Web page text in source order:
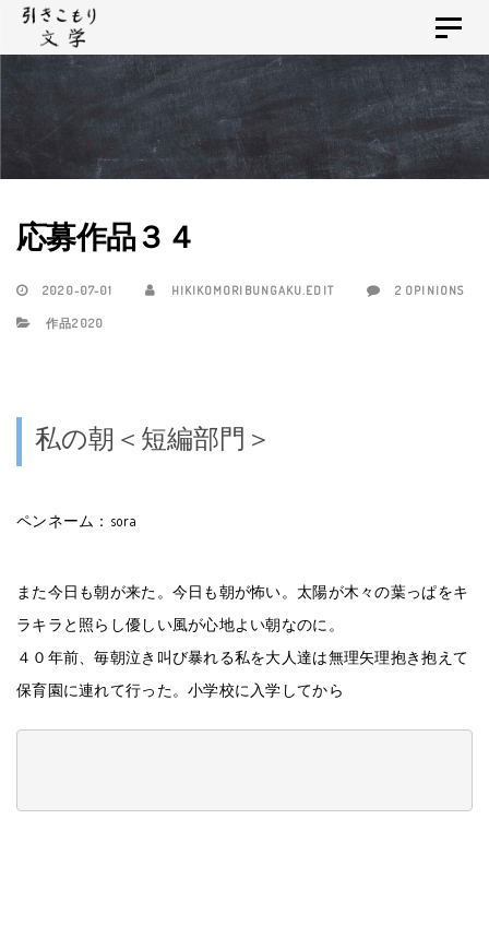
Skip
links
Skip
to
Toggle
応募作品３４
2020-07-01 HIKIKOMORIBUNGAKU.EDIT 2 OPINIONS
作品2020
私の朝＜短編部門＞
ペンネーム：sora
また今日も朝が来た。今日も朝が怖い。太陽が木々の葉っぱをキ
ラキラと照らし優しい風が心地よい朝なのに。
４０年前、毎朝泣き叫び暴れる私を大人達は無理矢理抱き抱えて
保育園に連れて行った。小学校に入学してから